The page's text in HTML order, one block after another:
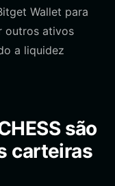
Wallet para
outros ativos
a liquidez
são
carteiras